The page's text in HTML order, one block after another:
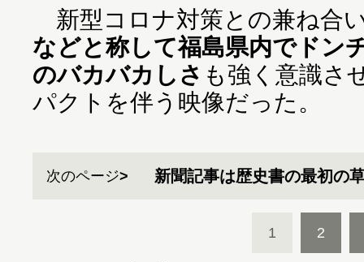
新型コロナ対策との兼ね合
などと称して福島県内でドン
のバカバカしさ も強く意識さ
パクトを伴う映像だった。
次のページ 新聞記事は歴史書の最初の
1 2